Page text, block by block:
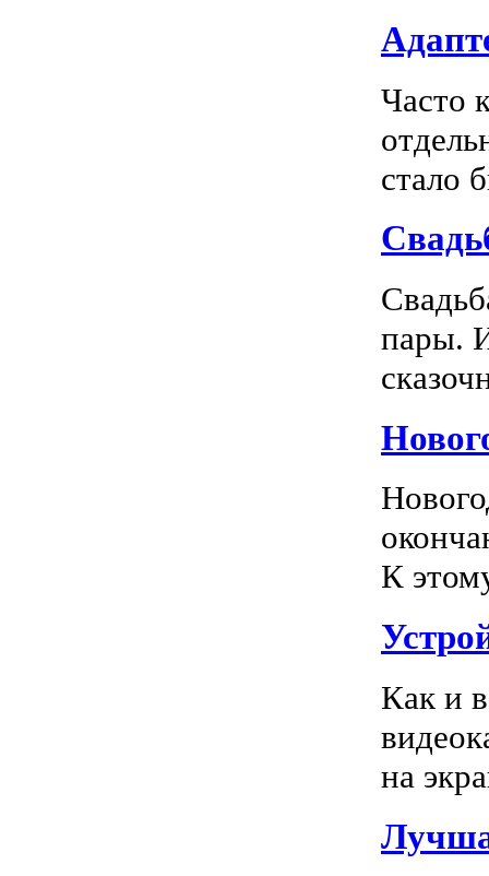
Часто
стало
пары.
К
Как и
на